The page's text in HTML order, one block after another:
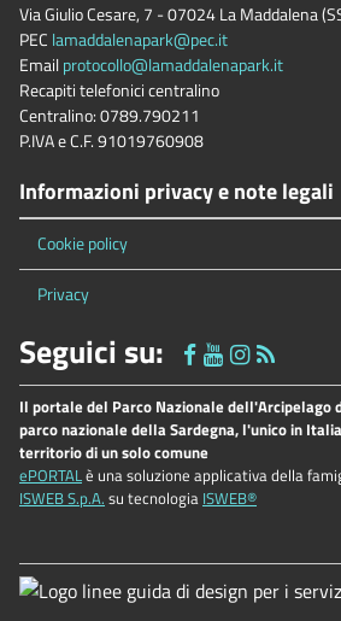
Via Giulio Cesare, 7 - 07024 La Maddalena
PEC lamaddalenapark@pec.it
Emailprotocollo@lamaddalenapark.it
Recapiti telefonici centralino
Centralino: 0789.790211
P.IVA e C.F. 91019760908
Informazioni privacy e note legali
Cookie policy
Privacy
Seguici su:
Il portale del Parco Nazionale dell'Arcipelago
parco nazionale della Sardegna, l'unico in
territorio di un solo comune
ePORTALè una soluzione applicativa della
ISWEB S.p.A. su tecnologia ISWEB®